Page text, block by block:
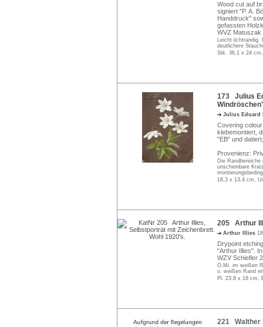
Wood cut auf
signiert "P. A.
Handdruck"
gefassten
WVZ Matuszak
Leicht lichtrandig.
deutlichere
Stk. 36,1 x 24
173 Julius
Julius
Covering
klebemontiert,
"EB" und
Provenienz:
Die
unscheinbare
18,3 x 13,4 cm,
205 Arthur
Arthur Illies
Drypoint
"Arthur Illies".
WZV Schiefler
O.Mi. im weißen
o. weißen Rand
Pl. 23,8 x 18 cm,
221 Walther